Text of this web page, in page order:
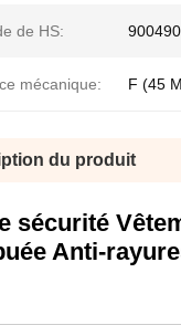
de HS:
mécanique: F (45
du produit
sécurité
Anti-